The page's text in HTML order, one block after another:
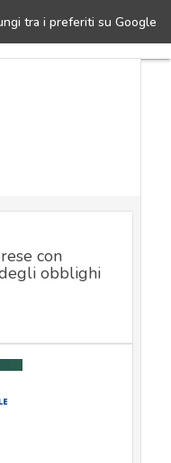
tra i preferiti su Google
quali criteri per
con
obblighi